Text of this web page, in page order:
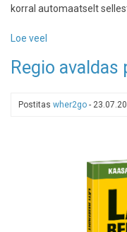
korral automaatselt
Loe veel
pakub
pardakaamerat
Regio
Postitas wher2go -